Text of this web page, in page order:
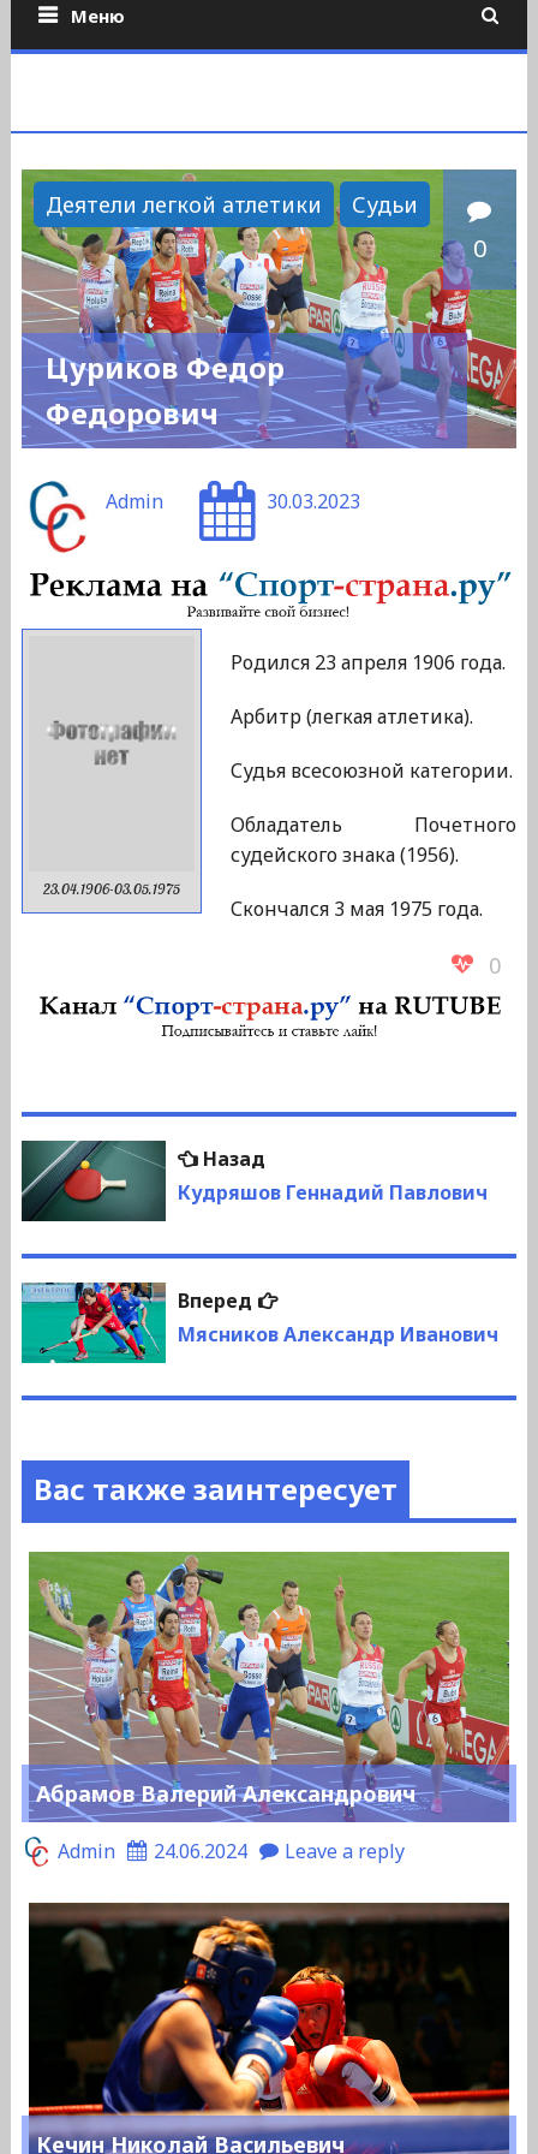
Меню
Деятели легкой атлетики Судьи
0
Цуриков Федор
Федорович
Admin 30.03.2023
23.04.1906-03.05.1975
Родился 23 апреля 1906 года.
Арбитр (легкая атлетика).
Судья всесоюзной категории.
Обладатель Почетного
судейского знака (1956).
Скончался 3 мая 1975 года.
0
Навигация
по
записям
НазадПредыдущая
запись:
Кудряшов Геннадий Павлович
Вперед
Следующая
запись:
Мясников Александр Иванович
Вас также заинтересует
Абрамов Валерий Александрович
Admin 24.06.2024 Leave a reply
Кечин Николай Васильевич